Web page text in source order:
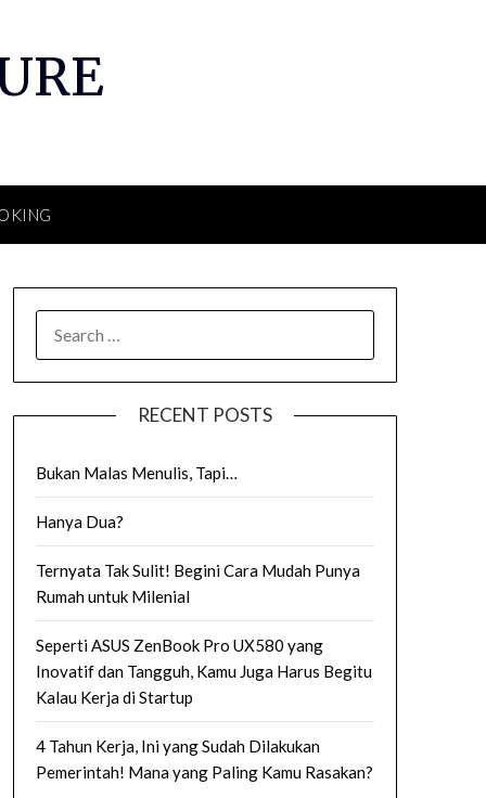
FOR:
RECENT POSTS
Bukan Malas Menulis, Tapi…
Hanya Dua?
Ternyata Tak Sulit! Begini Cara Mudah Punya
Rumah untuk Milenial
Seperti ASUS ZenBook Pro UX580 yang
Inovatif dan Tangguh, Kamu Juga Harus Begitu
Kalau Kerja di Startup
4 Tahun Kerja, Ini yang Sudah Dilakukan
Pemerintah! Mana yang Paling Kamu Rasakan?